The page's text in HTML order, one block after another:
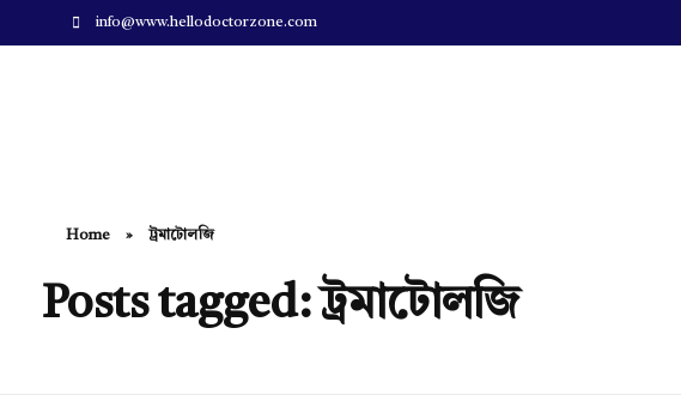
info@www.hellodoctorzone.com
Home » ট্রমাটোলজি
Posts tagged: ট্রমাটোলজি